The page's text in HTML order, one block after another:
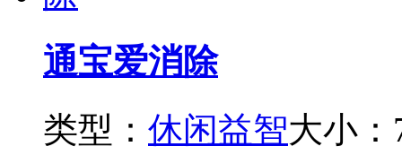
通宝爱消除
类型： 休闲益智大小：